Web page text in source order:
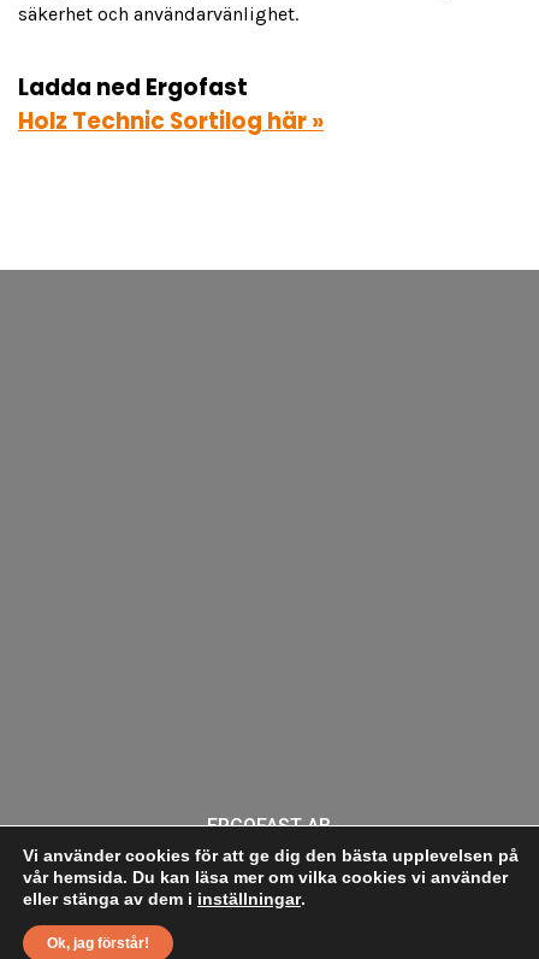
säkerhet och användarvänlighet.
Ladda ned Ergofast
Holz Technic Sortilog här »
ERGOFAST AB
Dumpergatan 4, 442 40 Kungälv,
Sverige
+46 (0)303 20 80 50
Vi använder cookies för att ge dig den bästa upplevelsen på
vår hemsida. Du kan läsa mer om vilka cookies vi använder
eller stänga av dem i inställningar.
Ok, jag förstår!